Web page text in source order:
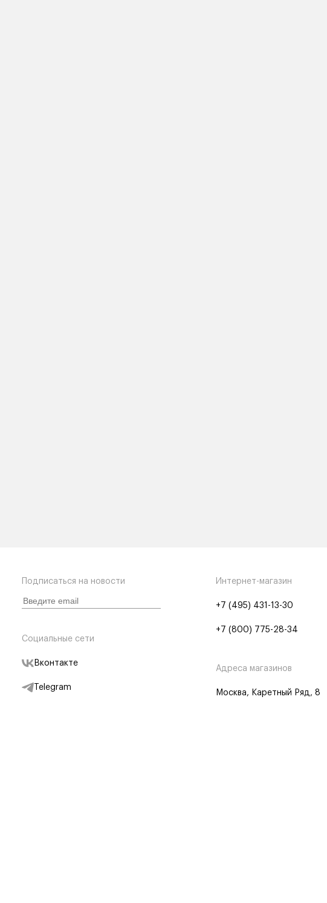
Подписаться на новости
Социальные сети
Вконтакте
Telegram
Интернет-магазин
+7 (495) 431-13-30
+7 (800) 775-28-34
Адреса магазинов
Москва, Каретный Ряд, 8